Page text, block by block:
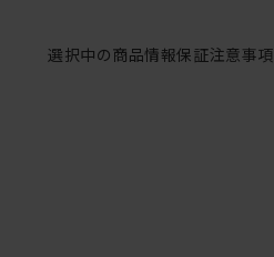
選択中の商品情報保証注意事項